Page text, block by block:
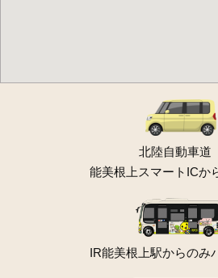
北陸自動車道
能美根上スマートICか
IR能美根上駅からのみ